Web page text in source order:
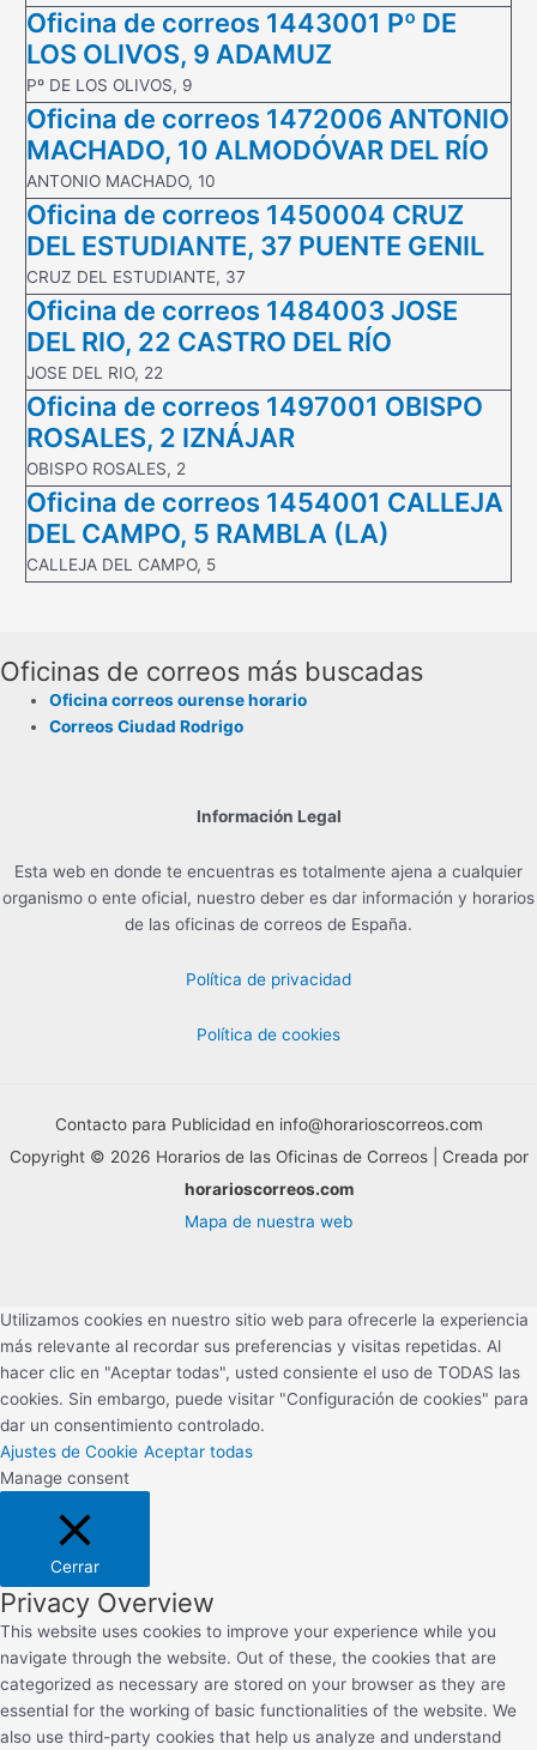
Oficina de correos 1443001 Pº DE
LOS OLIVOS, 9 ADAMUZ
Pº DE LOS OLIVOS, 9
Oficina de correos 1472006 ANTONIO
MACHADO, 10 ALMODÓVAR DEL RÍO
ANTONIO MACHADO, 10
Oficina de correos 1450004 CRUZ
DEL ESTUDIANTE, 37 PUENTE GENIL
CRUZ DEL ESTUDIANTE, 37
Oficina de correos 1484003 JOSE
DEL RIO, 22 CASTRO DEL RÍO
JOSE DEL RIO, 22
Oficina de correos 1497001 OBISPO
ROSALES, 2 IZNÁJAR
OBISPO ROSALES, 2
Oficina de correos 1454001 CALLEJA
DEL CAMPO, 5 RAMBLA (LA)
CALLEJA DEL CAMPO, 5
Oficinas de correos más buscadas
Oficina correos ourense horario
Correos Ciudad Rodrigo
Información Legal
Esta web en donde te encuentras es totalmente ajena a cualquier
organismo o ente oficial, nuestro deber es dar información y horarios
de las oficinas de correos de España.
Política de privacidad
Política de cookies
Contacto para Publicidad en info@horarioscorreos.com
Copyright © 2026 Horarios de las Oficinas de Correos | Creada por
horarioscorreos.com
Mapa de nuestra web
Utilizamos cookies en nuestro sitio web para ofrecerle la experiencia
más relevante al recordar sus preferencias y visitas repetidas. Al
hacer clic en "Aceptar todas", usted consiente el uso de TODAS las
cookies. Sin embargo, puede visitar "Configuración de cookies" para
dar un consentimiento controlado.
Ajustes de Cookie Aceptar todas
Manage consent
Cerrar
Privacy Overview
This website uses cookies to improve your experience while you
navigate through the website. Out of these, the cookies that are
categorized as necessary are stored on your browser as they are
essential for the working of basic functionalities of the website. We
also use third-party cookies that help us analyze and understand